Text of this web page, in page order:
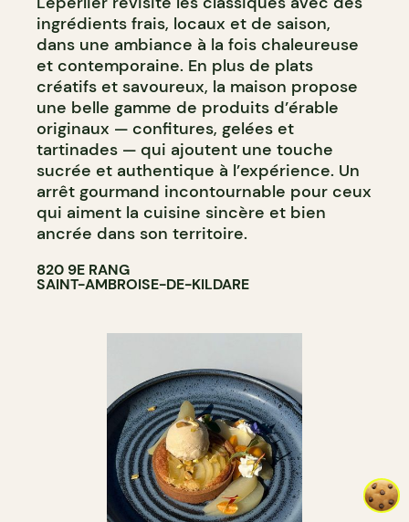
ingrédients frais, locaux et de saison,
dans une ambiance à la fois chaleureuse
et contemporaine. En plus de plats
créatifs et savoureux, la maison propose
une belle gamme de produits d’érable
originaux — confitures, gelées et
tartinades — qui ajoutent une touche
sucrée et authentique à l’expérience. Un
arrêt gourmand incontournable pour ceux
qui aiment la cuisine sincère et bien
ancrée dans son territoire.
820 9E RANG
SAINT-AMBROISE-DE-KILDARE